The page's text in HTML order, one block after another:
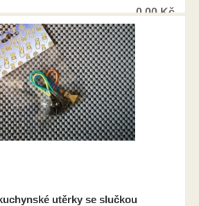
0,00Kč
utěrky se slučkou